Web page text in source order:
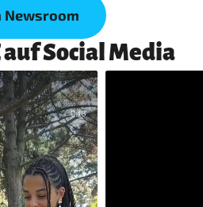
Newsroom
auf Social Media